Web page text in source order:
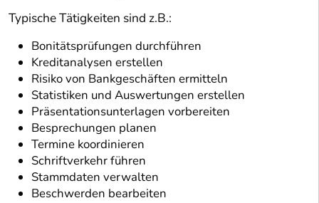
Typische Tätigkeiten sind z.B.:
Bonitätsprüfungen durchführen
Kreditanalysen erstellen
Risiko von Bankgeschäften ermitteln
Statistiken und Auswertungen erstellen
Präsentationsunterlagen vorbereiten
Besprechungen planen
Termine koordinieren
Schriftverkehr führen
Stammdaten verwalten
Beschwerden bearbeiten